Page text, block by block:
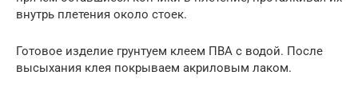
внутрь плетения около стоек.
Готовое изделие грунтуем клеем ПВА с водой. После
высыхания клея покрываем акриловым лаком.